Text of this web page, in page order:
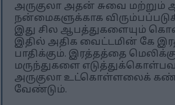
அருகுலா அதன் சுவை மற்றும்
நன்மைகளுக்காக
இது சில ஆபத்துகளையும்
இதில் அதிக வைட்டமின் கே
பாதிக்கும். இரத்தத்தை
மருந்துகளை
அருகுலா உட்கொள்ளலைக்
வேண்டும்.